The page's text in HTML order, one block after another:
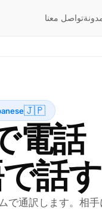
تواصل معنا
🇯🇵
話す。
で通訳します。相